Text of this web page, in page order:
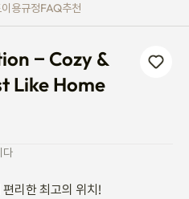
이용규정FAQ추천
– Cozy &
Like Home
다
리한 최고의 위치!